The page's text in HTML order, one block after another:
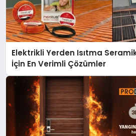
Elektrikli Yerden Isıtma
İçin En Verimli Çözümler